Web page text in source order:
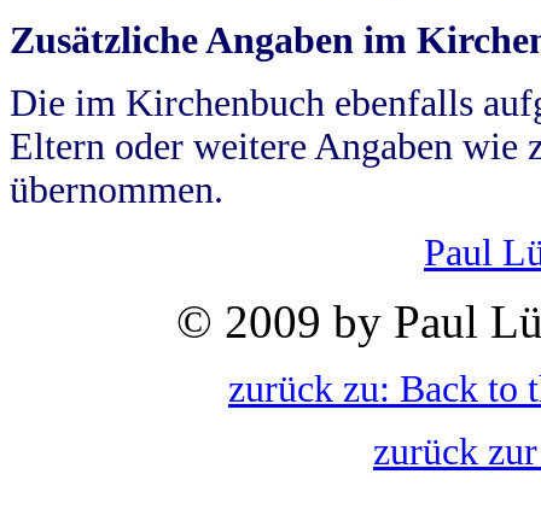
Zusätzliche Angaben im
Die im Kirchenbuch ebenfalls
Eltern oder weitere Angaben wie
übernommen.
Paul
© 2009 by Paul
zurück zu: Back to
zurück